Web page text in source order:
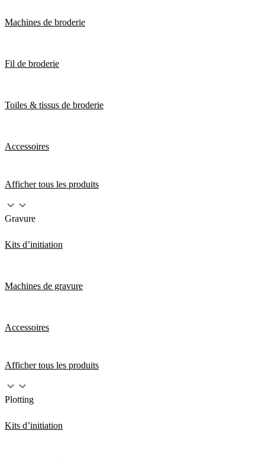
Machines de broderie
Fil de broderie
Toiles & tissus de broderie
Accessoires
Afficher tous les produits
Gravure
Kits d’initiation
Machines de gravure
Accessoires
Afficher tous les produits
Plotting
Kits d’initiation